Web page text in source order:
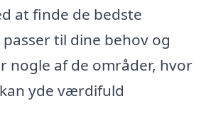
at finde de bedste
til dine behov og
nogle af de områder, hvor
yde værdifuld